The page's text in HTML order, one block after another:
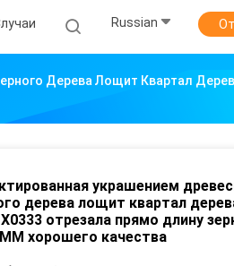
Russian
Дерева Лощит Квартал
украшением
дерева лощит квартал
отрезала прямо длину
хорошего качества